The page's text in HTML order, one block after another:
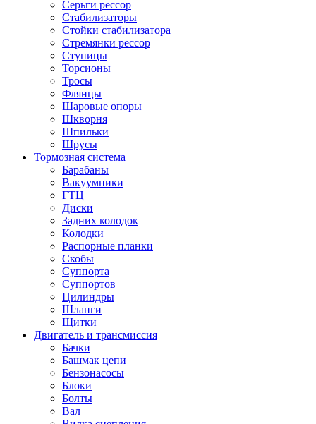
Серьги рессор
Стабилизаторы
Стойки стабилизатора
Стремянки рессор
Ступицы
Торсионы
Тросы
Флянцы
Шаровые опоры
Шкворня
Шпильки
Шрусы
Тормозная система
Барабаны
Вакуумники
ГТЦ
Диски
Задних колодок
Колодки
Распорные планки
Скобы
Суппорта
Суппортов
Цилиндры
Шланги
Щитки
Двигатель и трансмиссия
Бачки
Башмак цепи
Бензонасосы
Блоки
Болты
Вал